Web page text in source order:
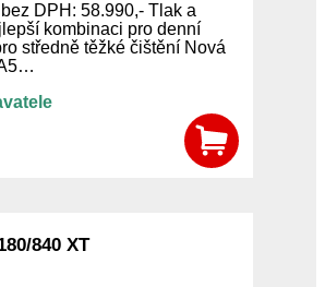
DPH: 58.990,- Tlak a
kombinaci pro denní
středně těžké čištění Nová
840 XT